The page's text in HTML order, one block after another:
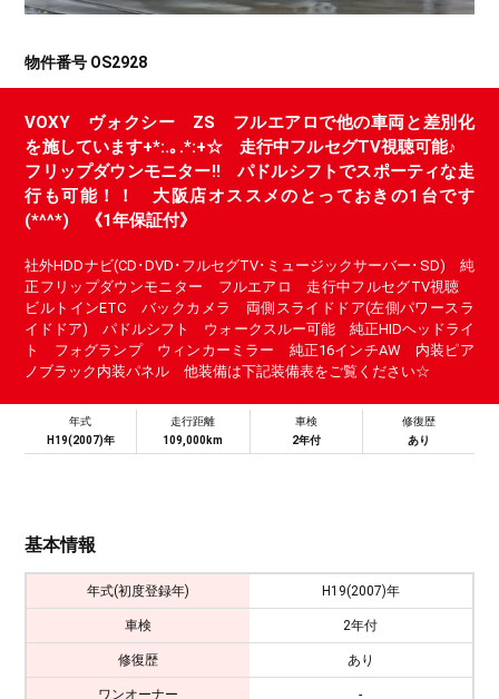
物件番号 OS2928
VOXY ヴォクシー ZS フルエアロで他の車両と差別化
を施しています+*:.｡.*:+☆ 走行中フルセグTV視聴可能♪
フリップダウンモニター!! パドルシフトでスポーティな走
行も可能！！ 大阪店オススメのとっておきの1台です
(*^^*) 《1年保証付》
社外HDDナビ(CD･DVD･フルセグTV･ミュージックサーバー･SD) 純
正フリップダウンモニター フルエアロ 走行中フルセグTV視聴
ビルトインETC バックカメラ 両側スライドドア(左側パワースラ
イドドア) パドルシフト ウォークスルー可能 純正HIDヘッドライ
ト フォグランプ ウィンカーミラー 純正16インチAW 内装ピア
ノブラック内装パネル 他装備は下記装備表をご覧ください☆
年式
H19(2007)年
走行距離
109,000km
車検
2年付
修復歴
あり
基本情報
年式(初度登録年) H19(2007)年
車検 2年付
修復歴 あり
ワンオーナー -